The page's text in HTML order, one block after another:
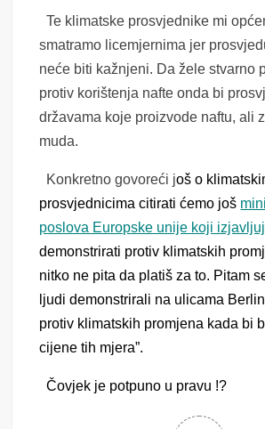
Te klimatske prosvjednike mi
smatramo licemjernima jer
neće biti kažnjeni. Da žele stvarno
protiv korištenja nafte onda bi
državama koje proizvode naftu, ali
muda.
Konkretno govoreći još o
prosvjednicima citirati ćemo još
poslova Europske unije koji
demonstrirati protiv klimatskih
nitko ne pita da platiš za to. Pitam
ljudi demonstrirali na ulicama
protiv klimatskih promjena kada bi
cijene tih mjera”.
Čovjek je potpuno u pravu !?